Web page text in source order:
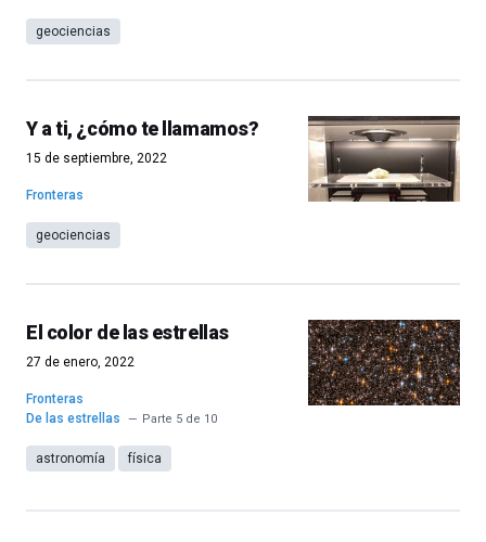
geociencias
Y a ti, ¿cómo te llamamos?
15 de septiembre, 2022
Fronteras
geociencias
El color de las estrellas
27 de enero, 2022
Fronteras
De las estrellas
Parte 5 de 10
astronomía física